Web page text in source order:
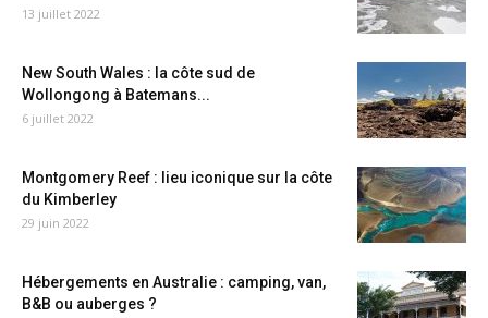
13 juillet 2022
New South Wales : la côte sud de
Wollongong à Batemans...
6 juillet 2022
Montgomery Reef : lieu iconique sur la côte
du Kimberley
29 juin 2022
Hébergements en Australie : camping, van,
B&B ou auberges ?